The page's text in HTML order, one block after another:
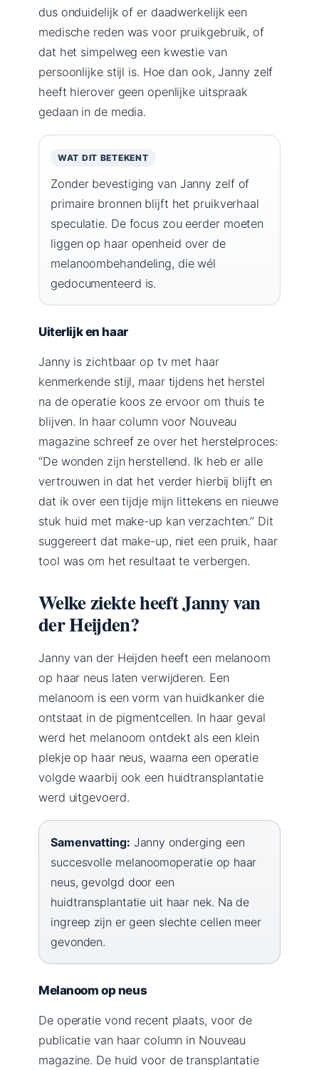
dus onduidelijk of er daadwerkelijk een
medische reden was voor pruikgebruik, of
dat het simpelweg een kwestie van
persoonlijke stijl is. Hoe dan ook, Janny zelf
heeft hierover geen openlijke uitspraak
gedaan in de media.
WAT DIT BETEKENT
Zonder bevestiging van Janny zelf of
primaire bronnen blijft het pruikverhaal
speculatie. De focus zou eerder moeten
liggen op haar openheid over de
melanoombehandeling, die wél
gedocumenteerd is.
Uiterlijk en haar
Janny is zichtbaar op tv met haar
kenmerkende stijl, maar tijdens het herstel
na de operatie koos ze ervoor om thuis te
blijven. In haar column voor Nouveau
magazine schreef ze over het herstelproces:
“De wonden zijn herstellend. Ik heb er alle
vertrouwen in dat het verder hierbij blijft en
dat ik over een tijdje mijn littekens en nieuwe
stuk huid met make-up kan verzachten.” Dit
suggereert dat make-up, niet een pruik, haar
tool was om het resultaat te verbergen.
Welke ziekte heeft Janny van
der Heijden?
Janny van der Heijden heeft een melanoom
op haar neus laten verwijderen. Een
melanoom is een vorm van huidkanker die
ontstaat in de pigmentcellen. In haar geval
werd het melanoom ontdekt als een klein
plekje op haar neus, waarna een operatie
volgde waarbij ook een huidtransplantatie
werd uitgevoerd.
Samenvatting: Janny onderging een
succesvolle melanoomoperatie op haar
neus, gevolgd door een
huidtransplantatie uit haar nek. Na de
ingreep zijn er geen slechte cellen meer
gevonden.
Melanoom op neus
De operatie vond recent plaats, voor de
publicatie van haar column in Nouveau
magazine. De huid voor de transplantatie